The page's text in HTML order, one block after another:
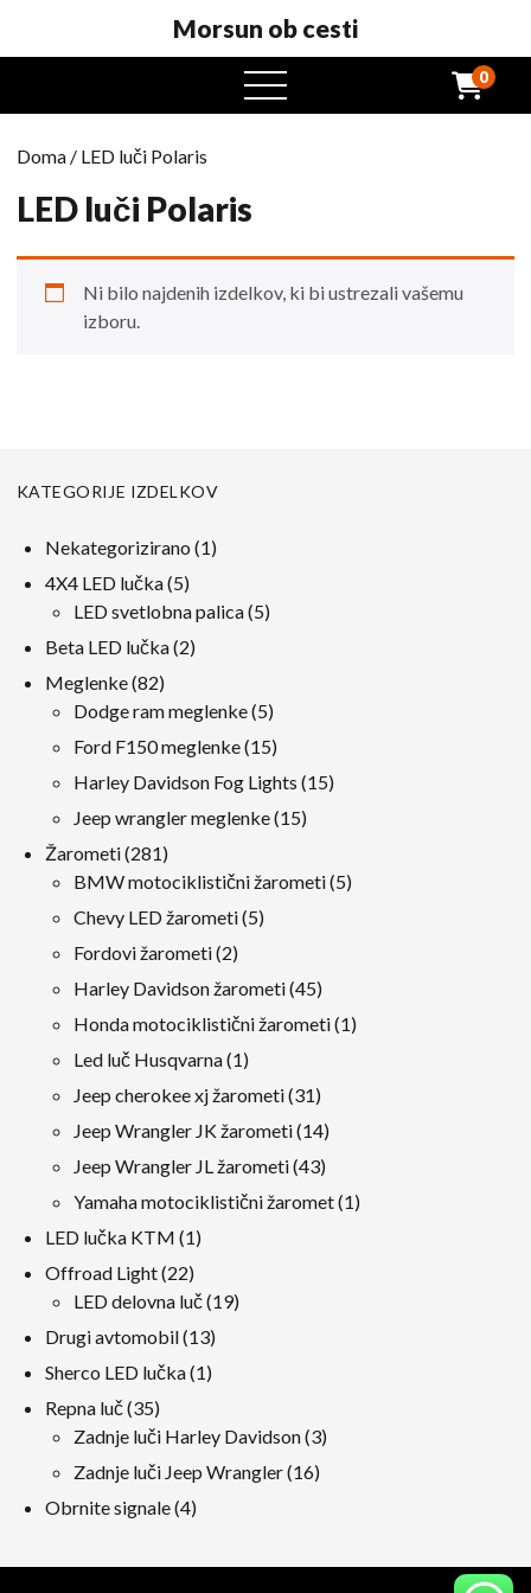
Morsun ob cesti
odprt
meni
0
Doma / LED luči Polaris
LED luči Polaris
Ni bilo najdenih izdelkov, ki bi ustrezali vašemu
izboru.
KATEGORIJE IZDELKOV
Nekategorizirano 11
4X4 LED lučka 55
izdelki
LED svetlobna palica 55
Beta LED lučka 22
Meglenke 8282
izdelki
Dodge ram meglenke 55
izdelki
Ford F150 meglenke 1515
izdelki
Harley Davidson Fog Lights 1515
Jeep wrangler meglenke 1515
Žarometi 281281
izdelki
BMW motociklistični žarometi 55
Chevy LED žarometi 55
Fordovi žarometi 22
izdelki
Harley Davidson žarometi 4545
izdelki
Honda motociklistični žarometi 11
Led luč Husqvarna 11
izdelek
Jeep cherokee xj žarometi 3131
izdelki
Jeep Wrangler JK žarometi 1414
izdelki
Jeep Wrangler JL žarometi 4343
izdelki
Yamaha motociklistični žaromet 11
LED lučka KTM 11
Offroad Light 2222
izdelki
LED delovna luč 1919
Drugi avtomobil 1313
izdelki
Sherco LED lučka 11
Repna luč 3535
izdelki
Zadnje luči Harley Davidson 33
Zadnje luči Jeep Wrangler 1616
Obrnite signale 44